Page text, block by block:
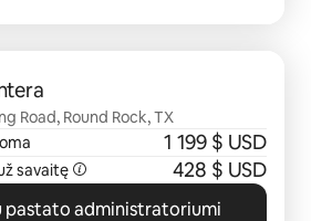
Road, Round Rock, TX
1 199 $ USD
savaitę 428 $ USD
pastato administratoriumi